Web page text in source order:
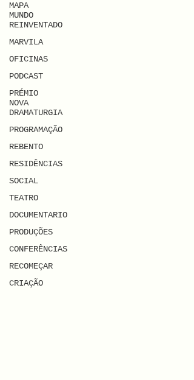
MAPA
MUNDO
REINVENTADO
MARVILA
OFICINAS
PODCAST
PRÉMIO
NOVA
DRAMATURGIA
PROGRAMAÇÃO
REBENTO
RESIDÊNCIAS
SOCIAL
TEATRO
DOCUMENTARIO
PRODUÇÕES
CONFERÊNCIAS
RECOMEÇAR
CRIAÇÃO